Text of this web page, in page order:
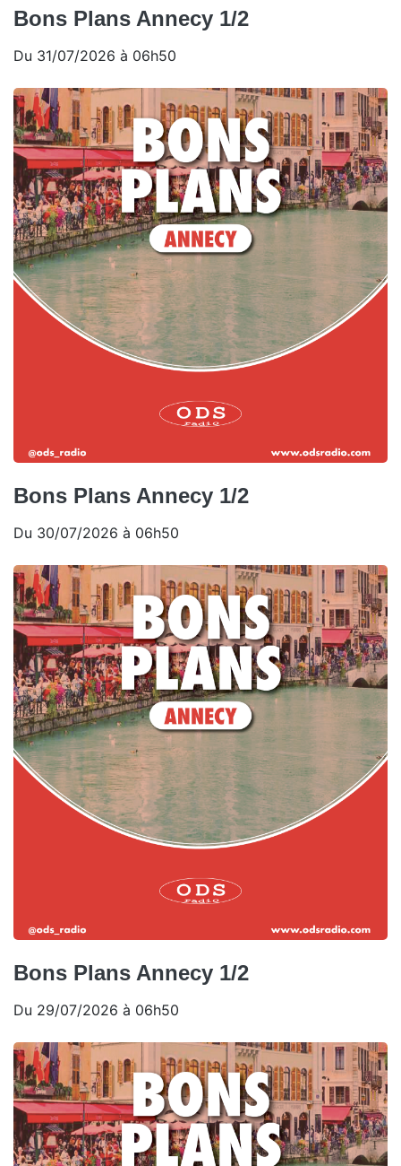
Bons Plans Annecy 1/2
Du 31/07/2026 à 06h50
Bons Plans Annecy 1/2
Du 30/07/2026 à 06h50
Bons Plans Annecy 1/2
Du 29/07/2026 à 06h50